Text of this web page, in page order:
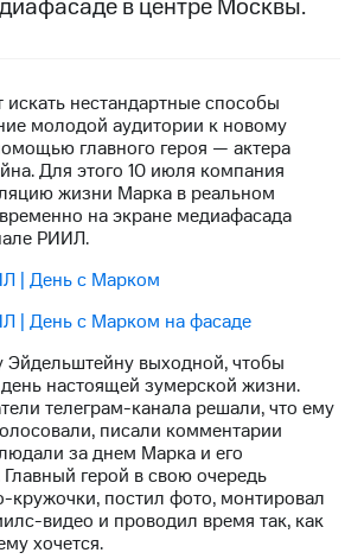
в центре Москвы.
нестандартные способы
молодой аудитории к новому
главного героя — актера
Для этого 10 июля компания
жизни Марка в реальном
на экране медиафасада
РИИЛ.
| День с Марком
| День с Марком на фасаде
Эйдельштейну выходной, чтобы
настоящей зумерской жизни.
телеграм-канала решали, что ему
писали комментарии
за днем Марка и его
герой в свою очередь
кружочки, постил фото, монтировал
видео и проводил время так, как
хочется.